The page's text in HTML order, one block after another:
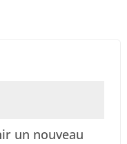
un nouveau